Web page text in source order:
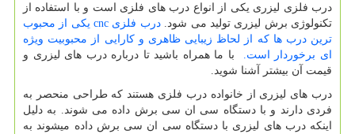
درب فلزی لیزری یکی از انواع درب های فلزی است و با استفاده از
تکنولوژی برش لیزری تولید می شود.
درب فلزی cnc یکی از محبوب
ترین درب ها که از لحاظ زیبایی ظاهری و کارایی از محبوبیت ویژه
ای برخوردار است.
با ما همراه باشید تا درباره درب های لیزری و
قیمت آن بیشتر آشنا شوید.
درب های لیزری از خانواده درب فلزی هستند که طراحی منحصر به
فردی دارند و با دستگاه سی ان سی برش داده می شوند. به دلیل
اینکه درب های لیزری با دستگاه سی ان سی برش داده میشوند به